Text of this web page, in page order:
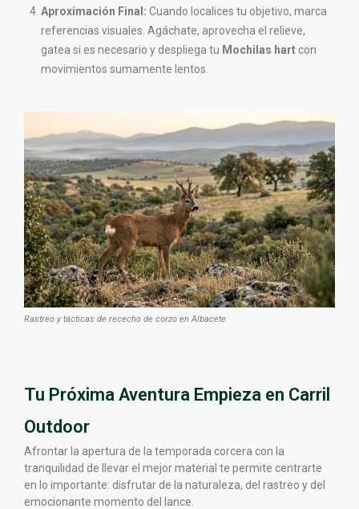
Aproximación Final: Cuando localices tu objetivo, marca
referencias visuales. Agáchate, aprovecha el relieve,
gatea si es necesario y despliega tu Mochilas hart con
movimientos sumamente lentos.
Rastreo y tácticas de rececho de corzo en Albacete
Tu Próxima Aventura Empieza en Carril
Outdoor
Afrontar la apertura de la temporada corcera con la
tranquilidad de llevar el mejor material te permite centrarte
en lo importante: disfrutar de la naturaleza, del rastreo y del
emocionante momento del lance.